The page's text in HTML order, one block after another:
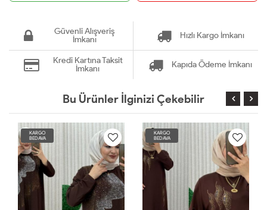
Güvenli Alışveriş
İmkanı
Hızlı Kargo İmkanı
Kredi Kartına Taksit
İmkanı
Kapıda Ödeme İmkanı
Bu Ürünler İlginizi Çekebilir
KARGO
BEDAVA
KARGO
BEDAVA